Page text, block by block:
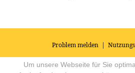
Problem melden |
© 2026Impressum|Datenschutz|AGB's
Forum für Yoga, Meditation und
Um unsere Webseite für Sie